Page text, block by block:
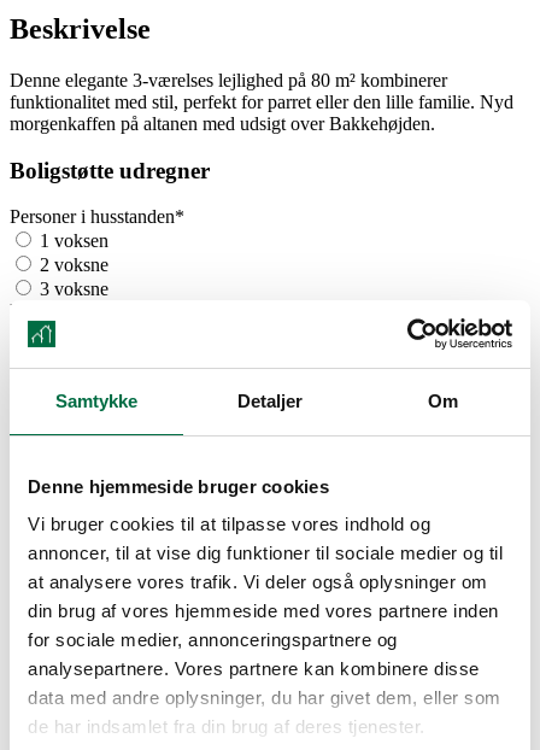
Samtykke Detaljer Om
Denne hjemmeside bruger cookies
Vi bruger cookies til at tilpasse vores indhold og
annoncer, til at vise dig funktioner til sociale medier og til
at analysere vores trafik. Vi deler også oplysninger om
din brug af vores hjemmeside med vores partnere inden
for sociale medier, annonceringspartnere og
analysepartnere. Vores partnere kan kombinere disse
data med andre oplysninger, du har givet dem, eller som
de har indsamlet fra din brug af deres tjenester.
Beskrivelse
Denne elegante 3-værelses lejlighed på 80 m² kombinerer
funktionalitet med stil, perfekt for parret eller den lille familie. Nyd
morgenkaffen på altanen med udsigt over Bakkehøjden.
Boligstøtte udregner
Personer i husstanden*
1 voksen
2 voksne
3 voksne
Børn
4+
Er du pensionist?
Din boligstøtte
kr.
Denne udregning er kun vejledende*
Din boligstøtte
ca.
kr.
Denne udregning er kun vejledende*
Din boligstøtte
ca.
kr.